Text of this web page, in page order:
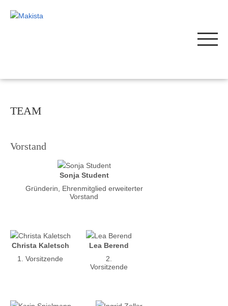
TEAM
Vorstand
Sonja Student
Gründerin, Ehrenmitglied erweiterter
Vorstand
Christa Kaletsch
1. Vorsitzende
Lea Berend
2.
Vorsitzende